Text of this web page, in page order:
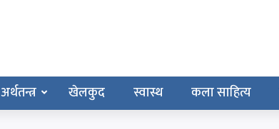
अर्थतन्त्र खेलकुद स्वास्थ कला साहित्य